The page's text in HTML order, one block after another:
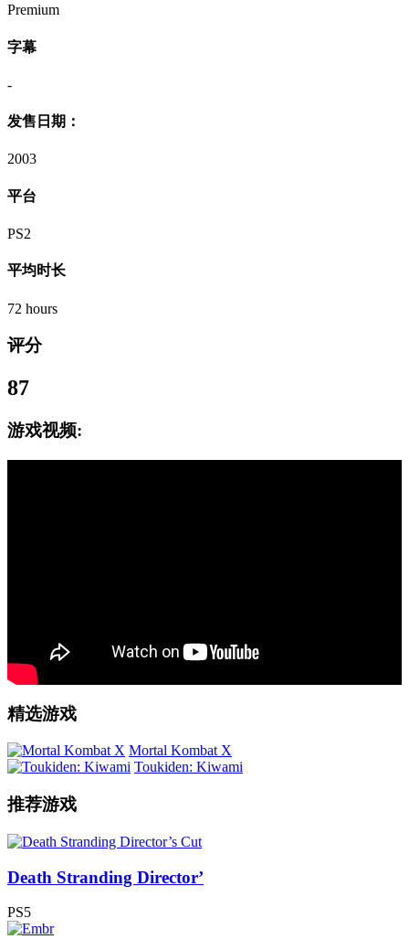
Premium
字幕
-
发售日期：
2003
平台
PS2
平均时长
72 hours
评分
87
游戏视频:
精选游戏
Mortal Kombat X
Toukiden: Kiwami
推荐游戏
Death Stranding Director’
PS5